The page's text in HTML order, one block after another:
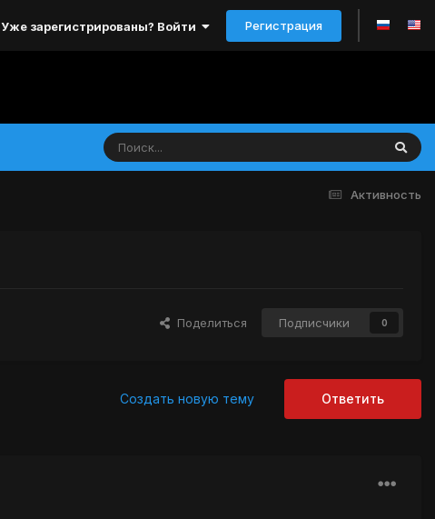
Уже зарегистрированы? Войти Регистрация
Активность
Поделиться Подписчики 0
Ответить
Создать новую тему